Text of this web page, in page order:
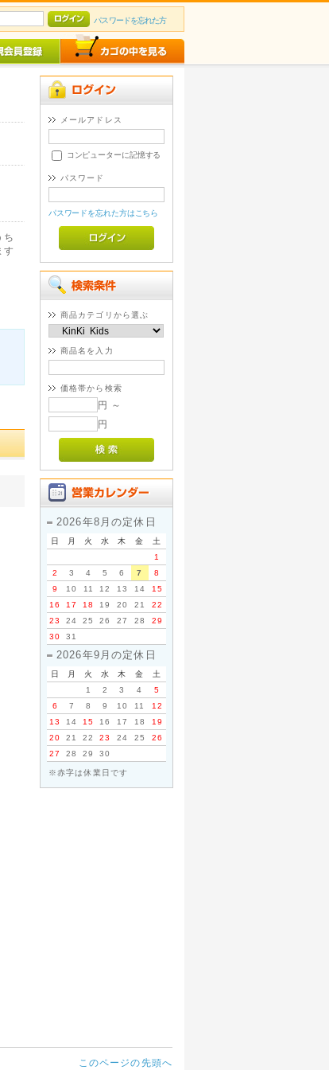
パスワードを忘れた方
ち
す
メールアドレス
コンピューターに記憶する
パスワード
パスワードを忘れた方はこちら
商品カテゴリから選ぶ
商品名を入力
価格帯から検索
円 ～
円
2026年8月の定休日
日 月 火 水 木 金
土
1
2
3 4 5 6 7
8
9
10 11 12 13 14
15
16
17 18 19 20 21
22
23
24 25 26 27 28
29
30
31
2026年9月の定休日
日 月 火 水 木 金
土
1
2 3 4
5
6
7 8 9 10 11
12
13
14 15 16 17 18
19
20
21 22 23 24 25
26
27
28 29 30
※赤字は休業日です
このページの先頭へ